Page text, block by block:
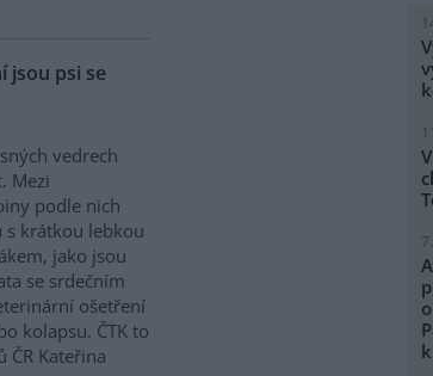
jsou psi se
vedrech
Mezi
podle nich
s krátkou lebkou
jako jsou
se srdečním
ošetření
kolapsu. ČTK to
Kateřina